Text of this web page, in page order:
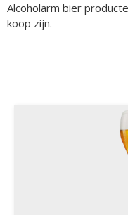
Alcoholarm bier
koop zijn.